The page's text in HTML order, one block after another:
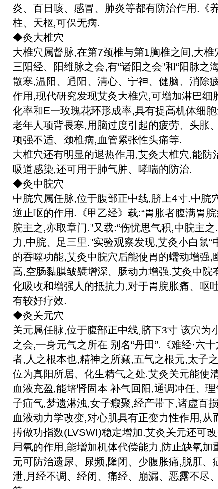
炎、百日咳、感冒、肺炎等都有防治作用.《
柱、天枢,可保无病.
◆灸大椎穴
大椎穴属督脉,在第7颈椎与第1胸椎之间,大
三阳经、阳维脉之会,有“诸阳之会”和“阳脉之
散寒,温阳、通阳、清心、宁神、健脑、消除
作用,现代研究发现艾灸大椎穴,可增加淋巴细
化率和E一玫瑰花环形成率,具有提高机体细
老年人项背畏寒,用脑过度引起的疲劳、头胀
项强不适、颈椎病,血管紧张性头痛等.
大椎穴还有明显的退热作用,艾灸大椎穴,能防
吸道感染,还可用于肺气肿、哮喘的防治.
◆灸中脘穴
中脘穴属任脉,位于腹部正中线,脐上4寸.中脘
逆止呕的作用.《甲乙经》载:“胃胀者腹满胃
脘主之,亦取章门.”又载:“伤忧思气积,中脘主
力,中脘、足三里.”实验观察发现,艾灸小白鼠“
的吞噬功能,艾灸中脘穴后能使胃的蠕动增强,
高,空肠黏膜皱襞增深、肠动力增强.艾灸中院
化吸收和增强人的抵抗力,对于胃脘胀痛、呕
有较好疗效.
◆灸关元穴
关元属任脉,位于腹部正中线,脐下3寸.该穴为
之会,一身元气之所在.别名“丹田”.《难经·六
者,人之根本也,精神之所藏,五气之根元,太子
位为真阳所居、化生精气之处.艾灸关元能使
血液充盈,能培肾固本,补气回阳,通调冲任、
子疝气,梦遗淋浊,女子瘕聚,经产带下,诸虚百
血液动力学改变,对心肌具有正变力性作用,
搏做功指数(LVSWI)稳定增加.艾灸关元还可
用氧的作用,能增加机体代偿能力,防止缺氧加
元可防治遗尿、尿频,隆闭、少腹胀痛,脱肛、
泄,月经不调、经闭、痛经、崩漏、恶露不尽